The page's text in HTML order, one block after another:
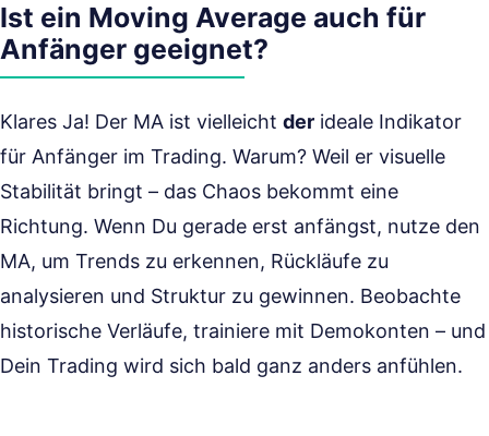
Ist ein Moving Average auch für
Anfänger geeignet?
Klares Ja! Der MA ist vielleicht der ideale Indikator
für Anfänger im Trading. Warum? Weil er visuelle
Stabilität bringt – das Chaos bekommt eine
Richtung. Wenn Du gerade erst anfängst, nutze den
MA, um Trends zu erkennen, Rückläufe zu
analysieren und Struktur zu gewinnen. Beobachte
historische Verläufe, trainiere mit Demokonten – und
Dein Trading wird sich bald ganz anders anfühlen.